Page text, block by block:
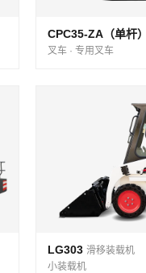
CPC35-ZA（单杆）
叉车 · 专用叉车
LG303 滑移装载机
小装载机